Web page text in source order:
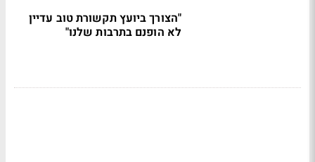
"הצורך ביועץ תקשורת טוב עדיין
לא הופנם בתרבות שלנו"